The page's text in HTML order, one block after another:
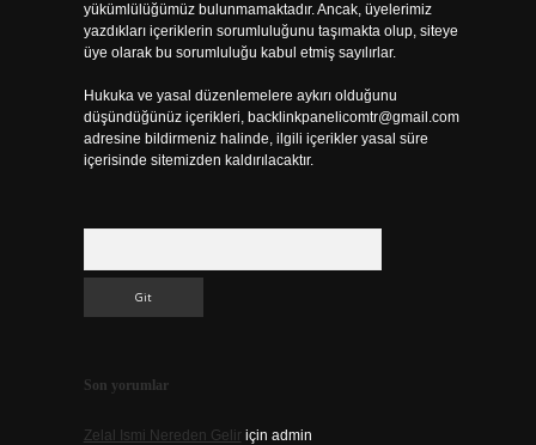
yükümlülüğümüz bulunmamaktadır. Ancak, üyelerimiz
yazdıkları içeriklerin sorumluluğunu taşımakta olup, siteye
üye olarak bu sorumluluğu kabul etmiş sayılırlar.
Hukuka ve yasal düzenlemelere aykırı olduğunu
düşündüğünüz içerikleri, backlinkpanelicomtr@gmail.com
adresine bildirmeniz halinde, ilgili içerikler yasal süre
içerisinde sitemizden kaldırılacaktır.
Son yorumlar
Zelal Ismi Nereden Geliriçin admin